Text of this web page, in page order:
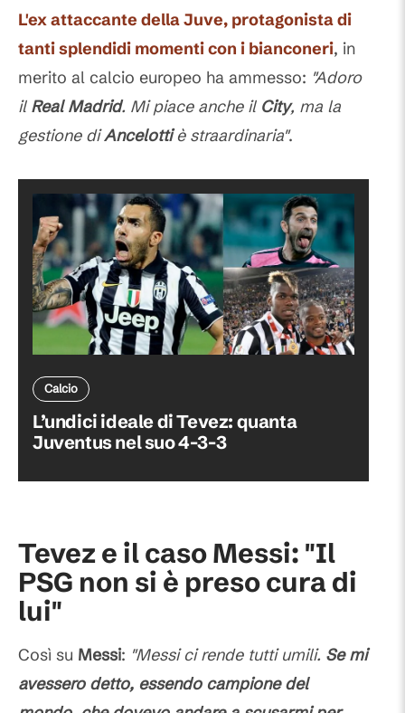
L'ex attaccante dellaJuve, protagonista di
tanti splendidi momenti con i bianconeri, in
merito al calcio europeo ha ammesso: "Adoro
il Real Madrid. Mi piace anche il City, ma la
gestione diAncelottiè straardinaria".
Calcio
L’undici ideale di Tevez: quanta
Juventus nel suo 4-3-3
Tevez e il caso Messi: "Il
PSG non si è preso cura di
lui"
Così su Messi: "Messi ci rende tutti umili. Se mi
avessero detto, essendo campione del